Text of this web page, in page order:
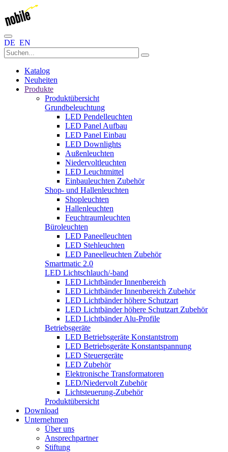
DE EN
Katalog
Neuheiten
Produkte
Produktübersicht
Grundbeleuchtung
LED Pendelleuchten
LED Panel Aufbau
LED Panel Einbau
LED Downlights
Außenleuchten
Niedervoltleuchten
LED Leuchtmittel
Einbauleuchten Zubehör
Shop- und Hallenleuchten
Shopleuchten
Hallenleuchten
Feuchtraumleuchten
Büroleuchten
LED Paneelleuchten
LED Stehleuchten
LED Paneelleuchten Zubehör
Smartmatic 2.0
LED Lichtschlauch/-band
LED Lichtbänder Innenbereich
LED Lichtbänder Innenbereich Zubehör
LED Lichtbänder höhere Schutzart
LED Lichtbänder höhere Schutzart Zubehör
LED Lichtbänder Alu-Profile
Betriebsgeräte
LED Betriebsgeräte Konstantstrom
LED Betriebsgeräte Konstantspannung
LED Steuergeräte
LED Zubehör
Elektronische Transformatoren
LED/Niedervolt Zubehör
Lichtsteuerung-Zubehör
Produktübersicht
Download
Unternehmen
Über uns
Ansprechpartner
Stiftung